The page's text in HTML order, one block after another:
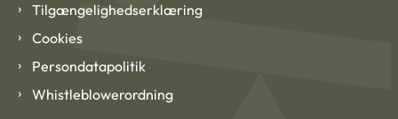
Tilgængelighedserklæring
Cookies
Persondatapolitik
Whistleblowerordning